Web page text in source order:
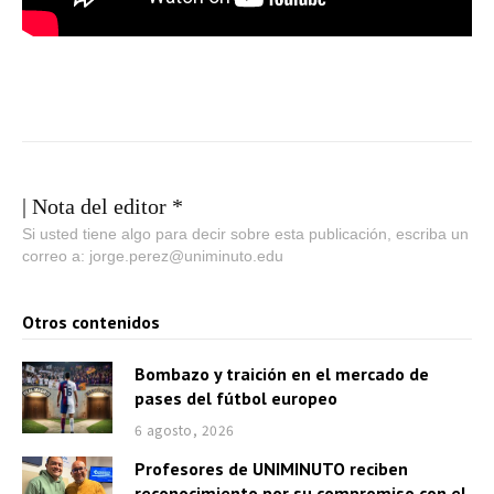
| Nota del editor *
Si usted tiene algo para decir sobre esta publicación, escriba un
correo a: jorge.perez@uniminuto.edu
Otros contenidos
Bombazo y traición en el mercado de
pases del fútbol europeo
6 agosto, 2026
Profesores de UNIMINUTO reciben